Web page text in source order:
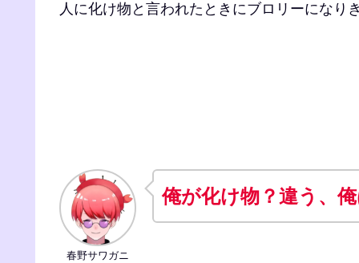
人に化け物と言われたときにブロリーになり
春野サワガニ
俺が化け物？違う、